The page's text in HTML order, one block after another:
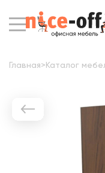
Главная> Каталог